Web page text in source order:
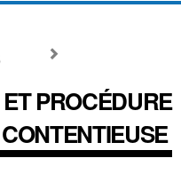
PROCÉDURE
CONTENTIEUSE